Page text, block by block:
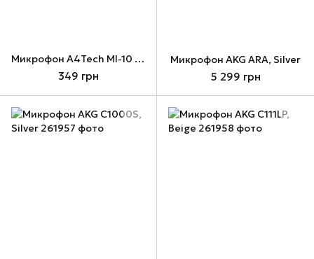
Микрофон A4Tech MI-10 Grey, микрофон на подставке
349 грн
Микрофон AKG ARA, Silver
5 299 грн